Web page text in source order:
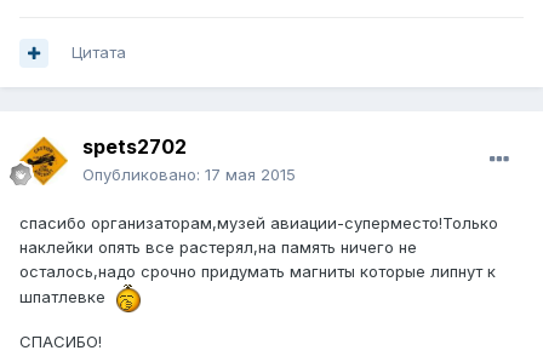
Цитата
spets2702
Опубликовано: 17 мая 2015
спасибо организаторам,музей авиации-суперместо!Только
наклейки опять все растерял,на память ничего не
осталось,надо срочно придумать магниты которые липнут к
шпатлевке
СПАСИБО!